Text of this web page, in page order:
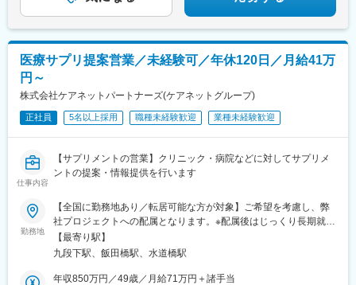
医療サプリ提案営業／未経験可／年休120日／月給41万
円～
株式会社ケアネットパートナーズ(ケアネットグループ)
正社員 5名以上採用 職種未経験歓迎 業種未経験歓迎
仕事内容
【サプリメントの営業】クリニック・病院などに対してサプリメ
ントの提案・情報提供を行います
勤務地
【全国に勤務地あり／転居可能な方が対象】ご希望を考慮し、弊
社プロジェクトへの配属となります。※配属後はじっくり長期就業
（目安3～4年）。頻繁に転居することはありません。※ご本人が
「働ける」と挙げたエリア内でのみ調整するため、希望外への異
引っ越しの不安を感じている方もご安心ください。転居にまつわ
【最寄り駅】
九段下駅、飯田橋駅、水道橋駅
年収850万円／49歳／月給71万円＋諸手当